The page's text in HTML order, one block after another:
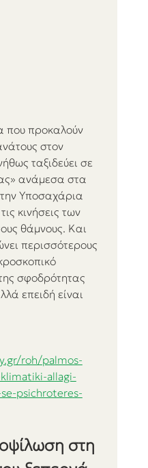
που προκαλούν
στον
ταξιδεύει σε
ανάμεσα στα
Υποσαχάρια
κινήσεις των
θάμνους. Και
περισσότερους
σφοδρότητας
επειδή είναι
roh/palmos-
allagi-
psichroteres-
στη